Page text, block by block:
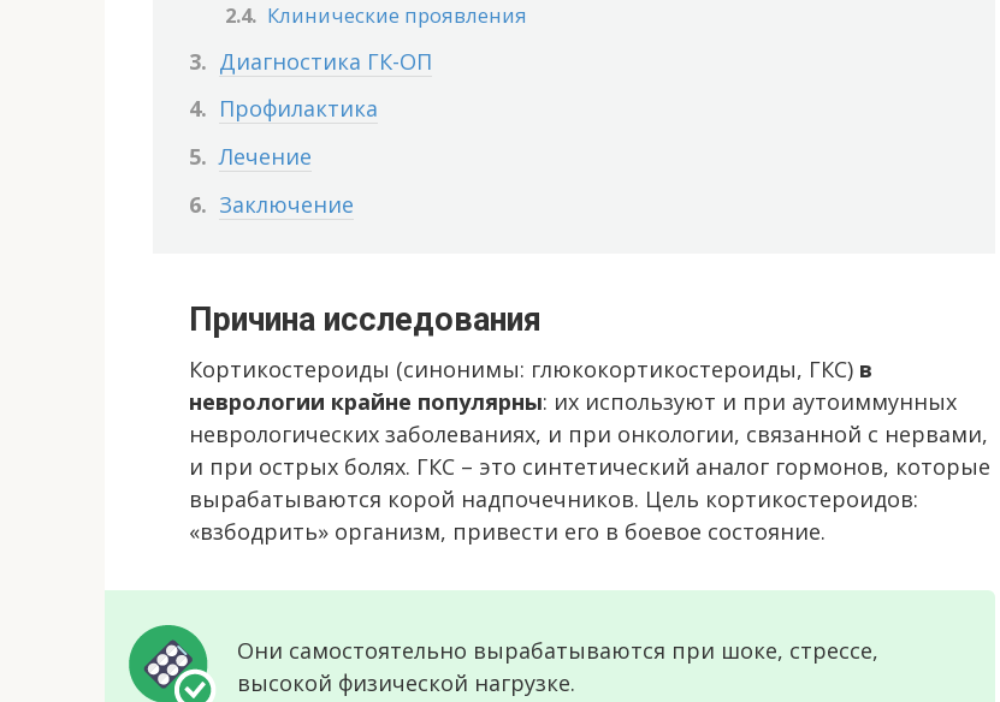
Клинические проявления
Диагностика ГК-ОП
Профилактика
Лечение
Заключение
Причина исследования
Кортикостероиды (синонимы: глюкокортикостероиды, ГКС) в
неврологии крайне популярны: их используют и при аутоиммунных
неврологических заболеваниях, и при онкологии, связанной с нервами,
и при острых болях. ГКС – это синтетический аналог гормонов, которые
вырабатываются корой надпочечников. Цель кортикостероидов:
«взбодрить» организм, привести его в боевое состояние.
Они самостоятельно вырабатываются при шоке, стрессе,
высокой физической нагрузке.